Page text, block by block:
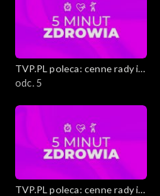
Zrób to sam
Zimnolubni – Zima w mieście z dziećmi
Morsowanie
Edukacja finansowa
Edukacja medialna
TVP.PL poleca: cenne rady i
ciekawostki
odc. 5
TVP.PL poleca: cenne rady i